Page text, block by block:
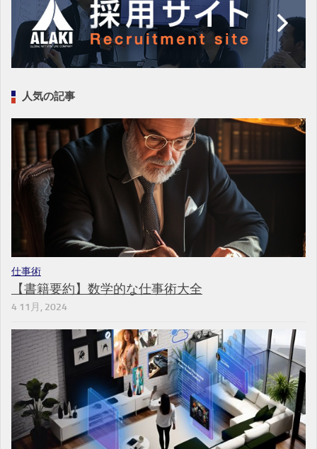
人気の記事
仕事術
【書籍要約】数学的な仕事術大全
4 11月, 2024